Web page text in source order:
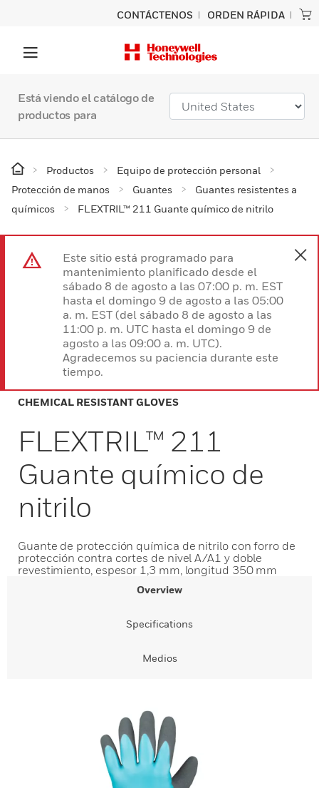
CONTÁCTENOS ORDEN RÁPIDA
Está viendo el catálogo de
productos para
Productos
Equipo de protección personal
Protección de manos
Guantes
Guantes resistentes a
químicos
FLEXTRIL™ 211 Guante químico de nitrilo
Este sitio está programado para
mantenimiento planificado desde el
sábado 8 de agosto a las 07:00 p. m. EST
hasta el domingo 9 de agosto a las 05:00
a. m. EST (del sábado 8 de agosto a las
11:00 p. m. UTC hasta el domingo 9 de
agosto a las 09:00 a. m. UTC).
Agradecemos su paciencia durante este
tiempo.
CHEMICAL RESISTANT GLOVES
FLEXTRIL™ 211
Guante químico de
nitrilo
Guante de protección química de nitrilo con forro de
protección contra cortes de nivel A/A1 y doble
revestimiento, espesor 1,3 mm, longitud 350 mm
Overview
Specifications
Medios